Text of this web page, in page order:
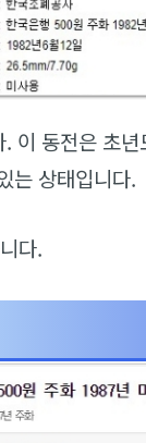
동전은 초년
는 상태입니다.
다.